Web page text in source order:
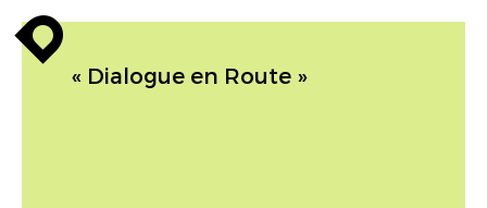
enroute
« Dialogue en Route »